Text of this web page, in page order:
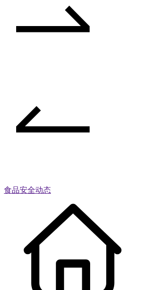
食品安全动态